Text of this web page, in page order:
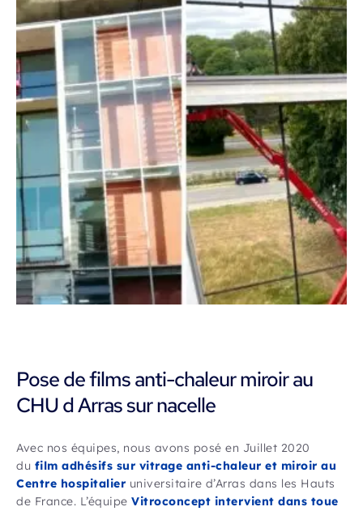
Pose de films anti-chaleur miroir au
CHU d Arras sur nacelle
Avec nos équipes, nous avons posé en Juillet 2020
du film adhésifs sur vitrage anti-chaleur et miroir au
Centre hospitalier universitaire d’Arras dans les Hauts
de France. L’équipe Vitroconcept intervient dans toue